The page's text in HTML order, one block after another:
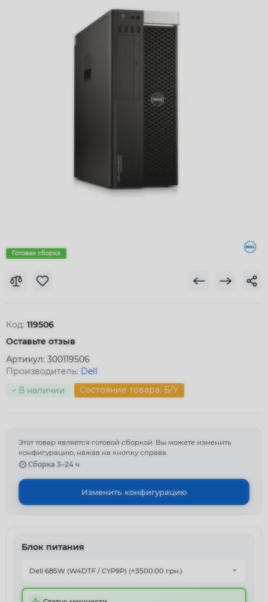
Готовая сборка
Код: 119506
Оставьте отзыв
Артикул: 300119506
Производитель: Dell
В наличии
Состояние товара: Б/У
Этот товар является готовой сборкой. Вы можете изменить
конфигурацию, нажав на кнопку справа.
Сборка 3–24 ч
Изменить конфигурацию
Блок питания